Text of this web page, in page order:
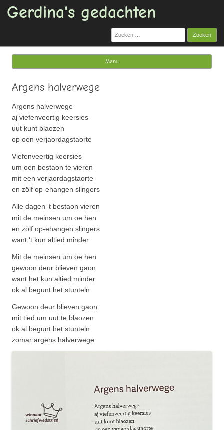
Gerdina's gedachten
Zoeken
naar:
Menu
Argens halverwege
Argens halverwege
aj viefenveertig keersies
uut kunt blaozen
op oen verjaordagstaorte
Viefenveertig keersies
um oen bestaon te vieren
mit een verjaordagstaorte
en zölf op-ehangen slingers
Alle dagen ‘t bestaon vieren
mit de meinsen um oe hen
en zölf op-ehangen slingers
want ‘t kun altied minder
Mit de meinsen um oe hen
gewoon deur blieven gaon
want het kun altied minder
ok al begunt het stunteln
Gewoon deur blieven gaon
mit tied um uut te blaozen
ok al begunt het stunteln
zomar argens halverwege